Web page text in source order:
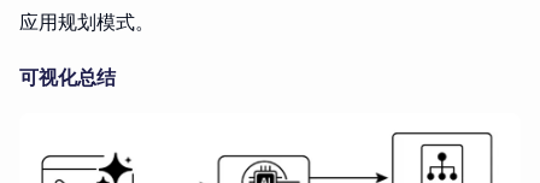
应用规划模式。
可视化总结